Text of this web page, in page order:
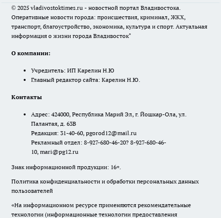
© 2025 vladivostoktimes.ru - новостной портал Владивостока.
Оперативные новости города: происшествия, криминал, ЖКХ,
транспорт, благоустройство, экономика, культура и спорт. Актуальная
информация о жизни города Владивосток"
О компании:
Учредитель: ИП Карелин Н.Ю
Главный редактор сайта: Карелин Н.Ю.
Контакты
Адрес: 424000, Республика Марий Эл, г. Йошкар-Ола, ул.
Палантая, д. 63В
Редакция: 31-40-60, pgorod12@mail.ru
Рекламный отдел: 8-927-680-46-20? 8-927-680-46-
10, mari@pg12.ru
Знак информационной продукции: 16+.
Политика конфиденциальности и обработки персональных данных
пользователей
«На информационном ресурсе применяются рекомендательные
технологии (информационные технологии предоставления